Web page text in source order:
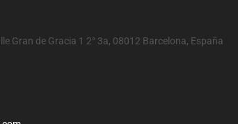
Gran de Gracia 1 2° 3a, 08012 Barcelona, España